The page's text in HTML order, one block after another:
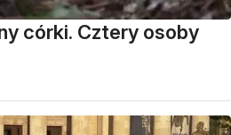
córki. Cztery osoby